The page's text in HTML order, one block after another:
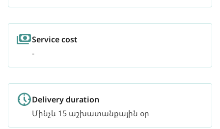
Service cost
-
Delivery duration
Մինչև 15 աշխատանքային օր